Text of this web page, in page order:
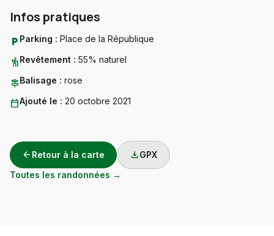
Infos pratiques
local_parking Parking : Place de la République
hikingRevêtement : 55% naturel
signpostBalisage : rose
calendar_todayAjouté le : 20 octobre 2021
arrow_back Retour à la carte downloadGPX
Toutes les randonnées →